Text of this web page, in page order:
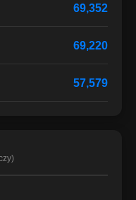
69,352
69,220
57,579